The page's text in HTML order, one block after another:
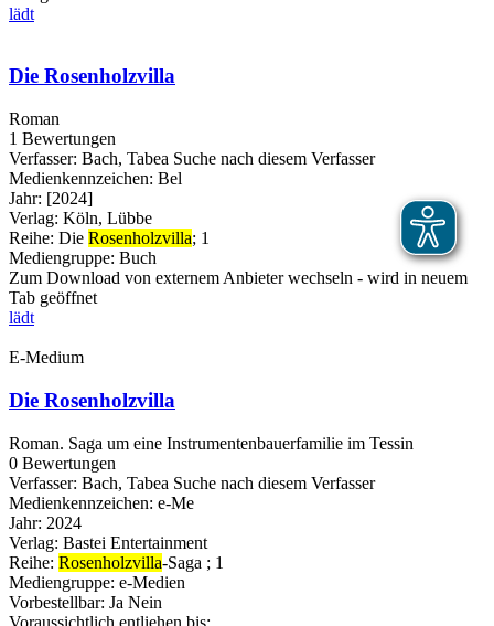
lädt
Die Rosenholzvilla
Roman
1 Bewertungen
Verfasser: Bach, Tabea Suche nach diesem Verfasser
Medienkennzeichen: Bel
Jahr: [2024]
Verlag: Köln, Lübbe
Reihe: Die Rosenholzvilla; 1
Mediengruppe: Buch
Zum Download von externem Anbieter wechseln - wird in neuem
Tab geöffnet
lädt
E-Medium
Die Rosenholzvilla
Roman. Saga um eine Instrumentenbauerfamilie im Tessin
0 Bewertungen
Verfasser: Bach, Tabea Suche nach diesem Verfasser
Medienkennzeichen: e-Me
Jahr: 2024
Verlag: Bastei Entertainment
Reihe: Rosenholzvilla-Saga ; 1
Mediengruppe: e-Medien
Vorbestellbar: Ja Nein
Voraussichtlich entliehen bis: